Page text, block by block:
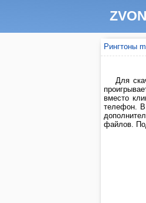
Рингтоны
Для
вместо
телефон. В
файлов.